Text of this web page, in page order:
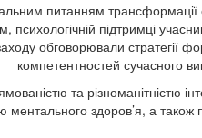
питанням
психологічній підтримці
обговорювали стратегії
компетентностей сучасного
та різноманітністю
ментального здоров’я, а